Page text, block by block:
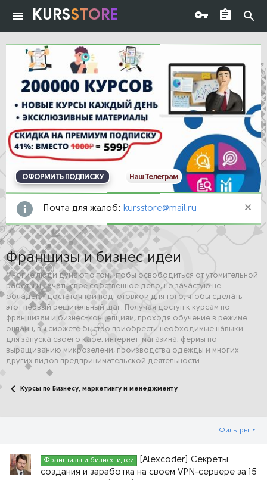
KURSSTORE
ОФОРМИТЬ ПОДПИСКУ Наш Телеграм
Почта для жалоб: kursstore@mail.ru
Франшизы и бизнес идеи
Многие люди думают о том, чтобы освободиться от утомительной
работы и начать своё собственное дело, но зачастую не
обладают достаточной подготовкой для того, чтобы сделать
этот первый решительный шаг. Получая доступ к курсам по
франшизам и бизнес-концепциям, проходя обучение в режиме
онлайн, вы сможете быстро приобрести необходимые навыки
для запуска своего кафе, интернет-магазина, фермы по
выращиванию микрозелени, производства одежды и многих
других видов предпринимательской деятельности.
Курсы по Бизнесу, маркетингу и менеджменту
Фильтры
Франшизы и бизнес идеи
[Alexcoder] Секреты
создания и заработка на своем VPN-сервере за 15